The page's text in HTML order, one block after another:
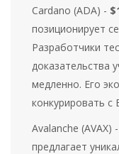
Cardano (ADA) -
позиционирует
Разработчики
доказательства
медленно. Его
конкурировать с
Avalanche (AVAX) -
предлагает